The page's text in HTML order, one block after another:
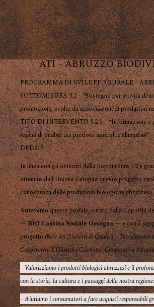
ATI – ABRUZZO
PROGRAMMA DI SVILUPPO RURALE –
SOTTOMISURA 3.2 – “Sostegno per attività di
promozione, svolte da associazioni di produttori
TIPO DI INTERVENTO 3.2.1 – “Informazione e
regimi di qualità dei prodotti agricoli e alimentari”
DPD019
In linea con gli obiettivi della Sottomisura 3.2 e
ottenuto dall’Unione Europea questo progetto
conoscenza delle produzioni biologiche abruzzesi.
Attraverso questo portale, curato dalla Capofila
—BIO Cantina Sociale Orsogna— e con il
progetto (Rete dei Distretti di Qualità – Terredamare
Cooperativa L’Olivicola Casolana,Cooperativa
– Valorizziamo i prodotti biologici abruzzesi e il
con la storia, la cultura e i paesaggi della nostra regione.
– Aiutiamo i consumatori a fare acquisti responsabili